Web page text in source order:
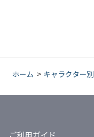
ホーム > キャラクター別